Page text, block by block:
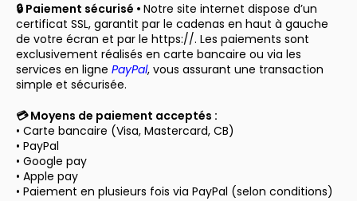
🔒 Paiement sécurisé • Notre site internet dispose d’un
certificat SSL, garantit par le cadenas en haut à gauche
de votre écran et par le https://. Les paiements sont
exclusivement réalisés en carte bancaire ou via les
services en ligne PayPal, vous assurant une transaction
simple et sécurisée.
💳 Moyens de paiement acceptés :
• Carte bancaire (Visa, Mastercard, CB)
• PayPal
• Google pay
• Apple pay
• Paiement en plusieurs fois via PayPal (selon conditions)